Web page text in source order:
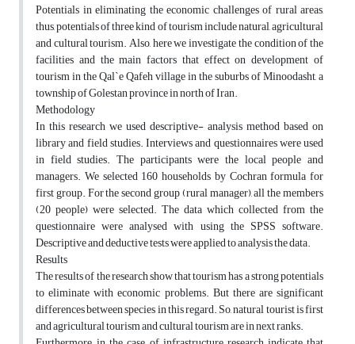
Potentials in eliminating the economic challenges of rural areas,
thus, potentials of three kind of tourism include natural, agricultural
and cultural tourism. Also, here we investigate the condition of the
facilities and the main factors that effect on development of
tourism in the Qal`e Qafeh village in the suburbs of Minoodasht, a
township of Golestan province in north of Iran.
Methodology
In this research we used descriptive- analysis method based on
library and field studies. Interviews and questionnaires were used
in field studies. The participants were the local people and
managers. We selected 160 households by Cochran formula for
first group. For the second group (rural manager), all the members
(20 people) were selected. The data which collected from the
questionnaire were analysed with using the SPSS software.
Descriptive and deductive tests were applied to analysis the data.
Results
The results of the research show that tourism has a strong potentials
to eliminate with economic problems. But there are significant
differences between species in this regard. So, natural tourist is first
and agricultural tourism and cultural tourism are in next ranks.